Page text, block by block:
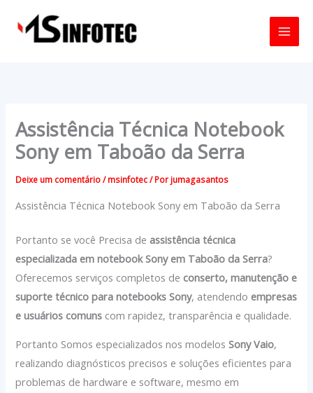
para
Assistência Técnica Notebook
Sony em Taboão da Serra
Deixe um comentário /msinfotec/ Por jumagasantos
Assistência Técnica Notebook Sony em Taboão da Serra
Portanto se você Precisa de assistência técnica
especializada em notebook Sony em Taboão da Serra?
Oferecemos serviços completos de conserto, manutenção e
suporte técnico para notebooks Sony, atendendo empresas
e usuários comuns com rapidez, transparência e qualidade.
Portanto Somos especializados nos modelosSony Vaio,
realizando diagnósticos precisos e soluções eficientes para
problemas de hardware e software, mesmo em